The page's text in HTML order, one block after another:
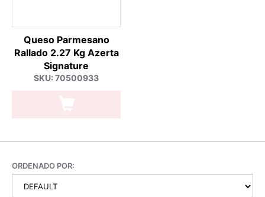
Queso Parmesano
Rallado 2.27 Kg Azerta
Signature
SKU: 70500933
ORDENADO POR: